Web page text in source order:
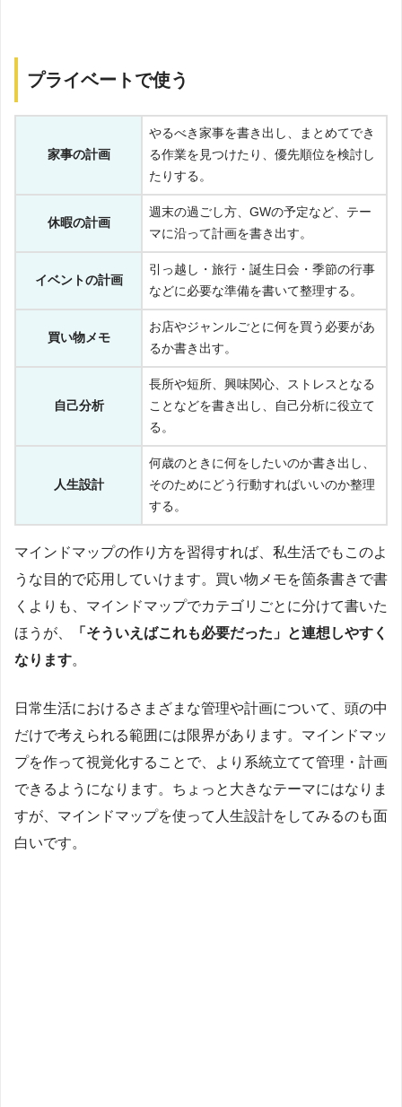
プライベートで使う
家事の計画
やるべき家事を書き出し、まとめてでき
る作業を見つけたり、優先順位を検討し
たりする。
休暇の計画
週末の過ごし方、GWの予定など、テー
マに沿って計画を書き出す。
イベントの計画
引っ越し・旅行・誕生日会・季節の行事
などに必要な準備を書いて整理する。
買い物メモ
お店やジャンルごとに何を買う必要があ
るか書き出す。
自己分析
長所や短所、興味関心、ストレスとなる
ことなどを書き出し、自己分析に役立て
る。
人生設計
何歳のときに何をしたいのか書き出し、
そのためにどう行動すればいいのか整理
する。
マインドマップの作り方を習得すれば、私生活でもこのよ
うな目的で応用していけます。買い物メモを箇条書きで書
くよりも、マインドマップでカテゴリごとに分けて書いた
ほうが、
「そういえばこれも必要だった」と連想しやすく
なります。
日常生活におけるさまざまな管理や計画について、頭の中
だけで考えられる範囲には限界があります。マインドマッ
プを作って視覚化することで、より系統立てて管理・計画
できるようになります。ちょっと大きなテーマにはなりま
すが、マインドマップを使って人生設計をしてみるのも面
白いです。